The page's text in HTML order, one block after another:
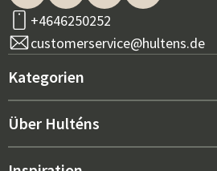
+4646250252
customerservice@hultens.de
Kategorien
Neu bei uns
Über Hulténs
Über Hulténs